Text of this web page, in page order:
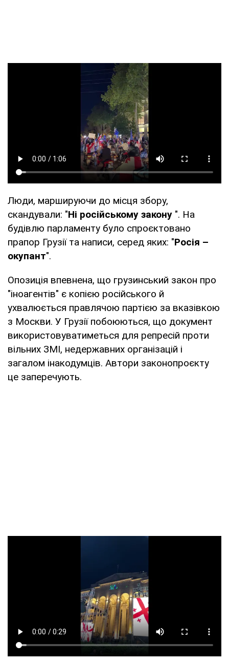
Люди, маршируючи до місця збору,
скандували: "Ні російському закону ". На
будівлю парламенту було спроєктовано
прапор Грузії та написи, серед яких: "Росія –
окупант".
Опозиція впевнена, що грузинський закон про
"іноагентів" є копією російського й
ухвалюється правлячою партією за вказівкою
з Москви. У Грузії побоюються, що документ
використовуватиметься для репресій проти
вільних ЗМІ, недержавних організацій і
загалом інакодумців. Автори законопроєкту
це заперечують.